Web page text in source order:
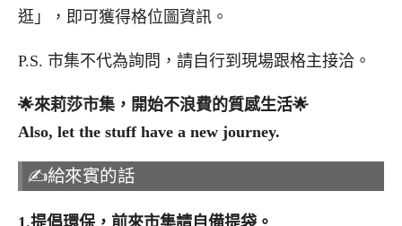
逛」，即可獲得格位圖資訊。
P.S. 市集不代為詢問，請自行到現場跟格主接洽。
🌟來莉莎市集，開始不浪費的質感生活🌟
Also, let the stuff have a new journey.
✍️給來賓的話